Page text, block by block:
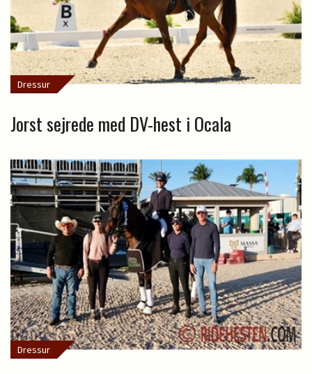
Dressur
Jorst sejrede med DV-hest i Ocala
Dressur